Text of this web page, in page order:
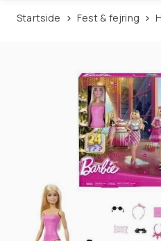
Startside Fest & fejring